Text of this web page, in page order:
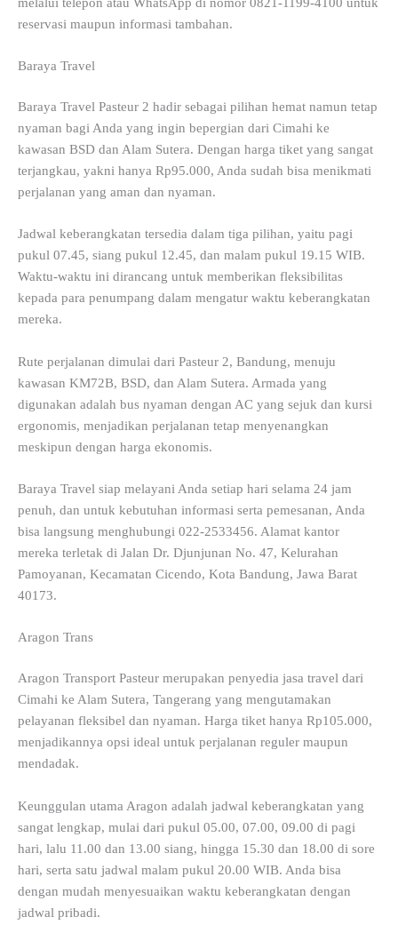
reservasi maupun informasi tambahan.
Baraya Travel
Baraya Travel Pasteur 2 hadir sebagai pilihan hemat namun tetap
nyaman bagi Anda yang ingin bepergian dari Cimahi ke
kawasan BSD dan Alam Sutera. Dengan harga tiket yang sangat
terjangkau, yakni hanya Rp95.000, Anda sudah bisa menikmati
perjalanan yang aman dan nyaman.
Jadwal keberangkatan tersedia dalam tiga pilihan, yaitu pagi
pukul 07.45, siang pukul 12.45, dan malam pukul 19.15 WIB.
Waktu-waktu ini dirancang untuk memberikan fleksibilitas
kepada para penumpang dalam mengatur waktu keberangkatan
mereka.
Rute perjalanan dimulai dari Pasteur 2, Bandung, menuju
kawasan KM72B, BSD, dan Alam Sutera. Armada yang
digunakan adalah bus nyaman dengan AC yang sejuk dan kursi
ergonomis, menjadikan perjalanan tetap menyenangkan
meskipun dengan harga ekonomis.
Baraya Travel siap melayani Anda setiap hari selama 24 jam
penuh, dan untuk kebutuhan informasi serta pemesanan, Anda
bisa langsung menghubungi 022-2533456. Alamat kantor
mereka terletak di Jalan Dr. Djunjunan No. 47, Kelurahan
Pamoyanan, Kecamatan Cicendo, Kota Bandung, Jawa Barat
40173.
Aragon Trans
Aragon Transport Pasteur merupakan penyedia jasa travel dari
Cimahi ke Alam Sutera, Tangerang yang mengutamakan
pelayanan fleksibel dan nyaman. Harga tiket hanya Rp105.000,
menjadikannya opsi ideal untuk perjalanan reguler maupun
mendadak.
Keunggulan utama Aragon adalah jadwal keberangkatan yang
sangat lengkap, mulai dari pukul 05.00, 07.00, 09.00 di pagi
hari, lalu 11.00 dan 13.00 siang, hingga 15.30 dan 18.00 di sore
hari, serta satu jadwal malam pukul 20.00 WIB. Anda bisa
dengan mudah menyesuaikan waktu keberangkatan dengan
jadwal pribadi.